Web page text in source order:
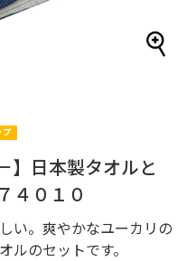
】日本製タオルと
４０１０
い。爽やかなユーカリの
ルのセットです。